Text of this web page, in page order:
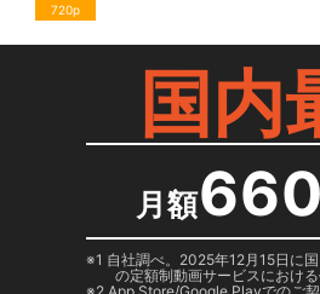
720p
国内
月額660
1 自社調べ。2025年12月15日に
の定額制動画サービスにおけ